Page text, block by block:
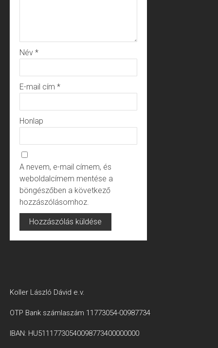
Név *
E-mail cím *
Honlap
A nevem, e-mail címem, és
weboldalcímem mentése a
böngészőben a következő
hozzászólásomhoz.
Koller László Dávid e.v.
OTP Bank számlaszám 11773054-00987734
IBAN: HU51117730540098773400000000